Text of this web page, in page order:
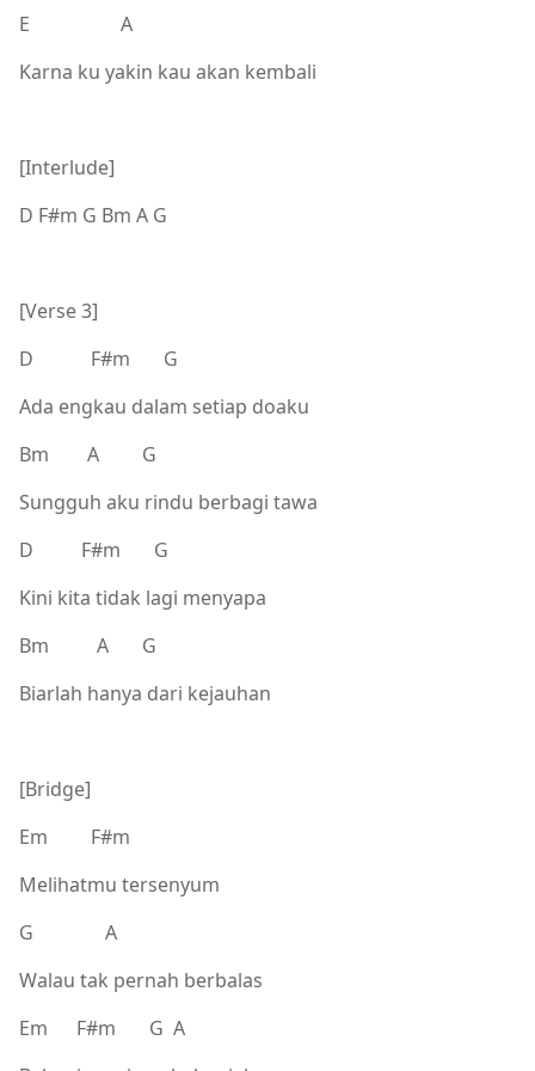
E A
Karna ku yakin kau akan kembali
[Interlude]
D F#m G Bm A G
[Verse 3]
D F#m G
Ada engkau dalam setiap doaku
Bm A G
Sungguh aku rindu berbagi tawa
D F#m G
Kini kita tidak lagi menyapa
Bm A G
Biarlah hanya dari kejauhan
[Bridge]
Em F#m
Melihatmu tersenyum
G A
Walau tak pernah berbalas
Em F#m G A